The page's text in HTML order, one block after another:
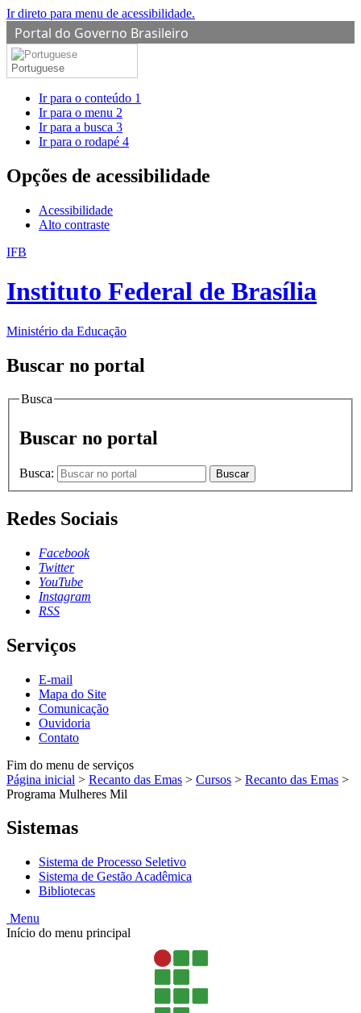
Ir direto para menu de acessibilidade.
Portal do Governo Brasileiro
Portuguese
Ir para o conteúdo 1
Ir para o menu 2
Ir para a busca 3
Ir para o rodapé 4
Opções de acessibilidade
Acessibilidade
Alto contraste
IFB
Instituto Federal de Brasília
Ministério da Educação
Buscar no portal
Busca
Buscar no portal
Busca: Buscar
Redes Sociais
Facebook
Twitter
YouTube
Instagram
RSS
Serviços
E-mail
Mapa do Site
Comunicação
Ouvidoria
Contato
Fim do menu de serviços
Página inicial > Recanto das Emas > Cursos > Recanto das Emas >
Programa Mulheres Mil
Sistemas
Sistema de Processo Seletivo
Sistema de Gestão Acadêmica
Bibliotecas
Menu
Início do menu principal